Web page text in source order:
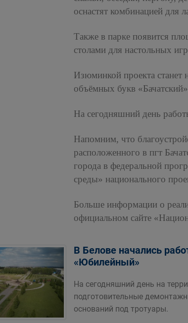
оснастят комбинацией для
Также в парке появится
столами для настольных
Изюминкой проекта станет
объёмных букв
На сегодняшний день
Напомним, что
расположенного в пгт
города в федеральной
среды» национального
Больше информации о
официальном сайте
В Белове начались
«Юбилейный»
На сегодняшний день на
подготовительные
оснований под тротуары.